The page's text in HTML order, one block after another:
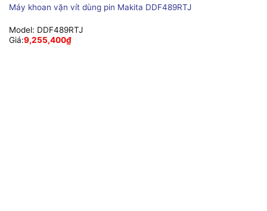
Máy khoan vặn vít dùng pin Makita DDF489RTJ
Model: DDF489RTJ
Giá:9,255,400₫